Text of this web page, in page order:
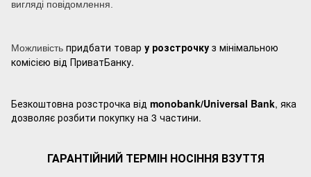
вигляді повідомлення.
Можливість придбати товар у розстрочку з мінімальною
комісією від ПриватБанку.
Безкоштовна розстрочка від monobank/Universal Bank, яка
дозволяє розбити покупку на 3 частини.
ГАРАНТІЙНИЙ ТЕРМІН НОСІННЯ ВЗУТТЯ